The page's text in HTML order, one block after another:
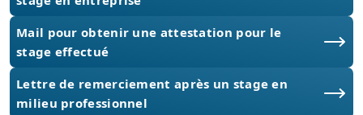
Mail pour obtenir une attestation pour le
stage effectué
Lettre de remerciement après un stage en
milieu professionnel